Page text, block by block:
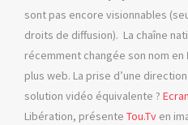
sont pas encore visionnables
droits de diffusion). La chaîne
récemment changée son nom en
plus web. La prise d’une
solution vidéo équivalente ?
Libération, présente Tou.Tv en